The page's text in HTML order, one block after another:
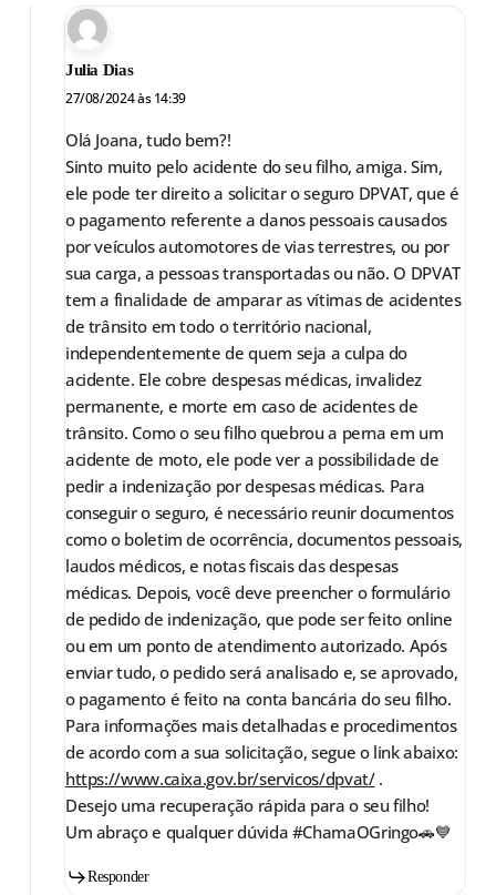
Julia Dias
27/08/2024 às 14:39
Olá Joana, tudo bem?!
Sinto muito pelo acidente do seu filho, amiga. Sim,
ele pode ter direito a solicitar o seguro DPVAT, que é
o pagamento referente a danos pessoais causados
por veículos automotores de vias terrestres, ou por
sua carga, a pessoas transportadas ou não. O DPVAT
tem a finalidade de amparar as vítimas de acidentes
de trânsito em todo o território nacional,
independentemente de quem seja a culpa do
acidente. Ele cobre despesas médicas, invalidez
permanente, e morte em caso de acidentes de
trânsito. Como o seu filho quebrou a perna em um
acidente de moto, ele pode ver a possibilidade de
pedir a indenização por despesas médicas. Para
conseguir o seguro, é necessário reunir documentos
como o boletim de ocorrência, documentos pessoais,
laudos médicos, e notas fiscais das despesas
médicas. Depois, você deve preencher o formulário
de pedido de indenização, que pode ser feito online
ou em um ponto de atendimento autorizado. Após
enviar tudo, o pedido será analisado e, se aprovado,
o pagamento é feito na conta bancária do seu filho.
Para informações mais detalhadas e procedimentos
de acordo com a sua solicitação, segue o link abaixo:
https://www.caixa.gov.br/servicos/dpvat/.
Desejo uma recuperação rápida para o seu filho!
Um abraço e qualquer dúvida #ChamaOGringo🚗💙
Responder